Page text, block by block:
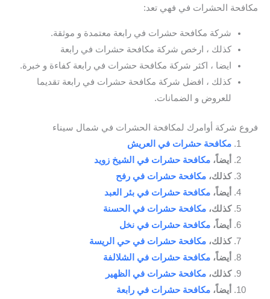
مكافحة الحشرات في فهي تعد:
شركة مكافحة حشرات في رابعة معتمدة و موثقة.
كذلك ، ارخص شركة مكافحة حشرات في رابعة
ايضا ، اكثر شركة مكافحة حشرات في رابعة كفاءة و خبرة.
كذلك ، افضل شركة مكافحة حشرات في رابعة تقديما
للعروض و الضمانات.
فروع شركة أوامرك لمكافحة الحشرات في شمال سيناء
مكافحة حشرات في العريش
أيضاً، مكافحة حشرات في الشيخ زويد
كذلك، مكافحة حشرات في رفح
أيضاً، مكافحة حشرات في بئر العبد
كذلك، مكافحة حشرات في الحسنة
أيضاً، مكافحة حشرات في نخل
كذلك، مكافحة حشرات في حي الريسة
أيضاً، مكافحة حشرات في الشلالفة
كذلك، مكافحة حشرات في الظهير
أيضاً، مكافحة حشرات في رابعة